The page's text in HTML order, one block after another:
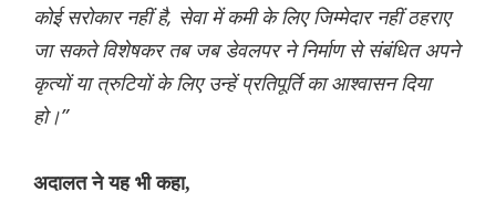
कोई सरोकार नहीं है, सेवा में कमी के लिए जिम्मेदार नहीं ठहराए
जा सकते विशेषकर तब जब डेवलपर ने निर्माण से संबंधित अपने
कृत्यों या त्रुटियों के लिए उन्हें प्रतिपूर्ति का आश्वासन दिया
हो।”
अदालत ने यह भी कहा,